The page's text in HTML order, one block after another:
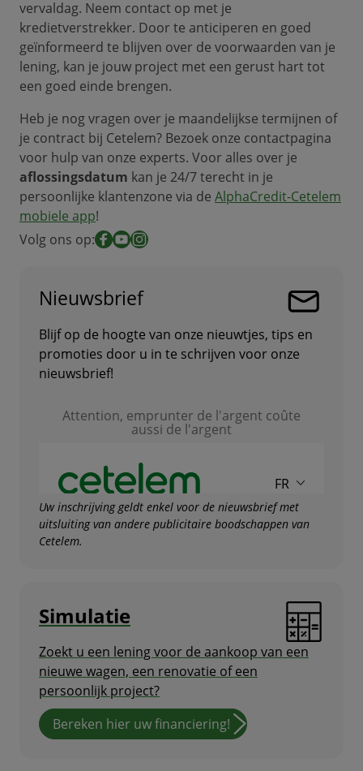
vervaldag. Neem contact op met je
kredietverstrekker. Door te anticiperen en goed
geïnformeerd te blijven over de voorwaarden van je
lening, kan je jouw project met een gerust hart tot
een goed einde brengen.
Heb je nog vragen over je maandelijkse termijnen of
je contract bij Cetelem? Bezoek onze contactpagina
voor hulp van onze experts. Voor alles over je
aflossingsdatum kan je 24/7 terecht in je
persoonlijke klantenzone via de AlphaCredit-Cetelem
mobiele app!
Volg ons op:Facebook
YouTube
Instagram
Nieuwsbrief
Blijf op de hoogte van onze nieuwtjes, tips en
promoties door u in te schrijven voor onze
nieuwsbrief!
Uw inschrijving geldt enkel voor de nieuwsbrief met
uitsluiting van andere publicitaire boodschappen van
Cetelem.
Simulatie
Zoekt u een lening voor de aankoop van een
nieuwe wagen, een renovatie of een
persoonlijk project?
Bereken hier uw financiering!